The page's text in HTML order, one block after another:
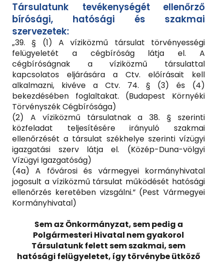
Társulatunk tevékenységét ellenőrző
bírósági, hatósági és szakmai
szervezetek:
„39. § (1) A víziközmű társulat törvényességi
felügyeletét a cégbíróság látja el. A
cégbíróságnak a víziközmű társulattal
kapcsolatos eljárására a Ctv. előírásait kell
alkalmazni, kivéve a Ctv. 74. § (3) és (4)
bekezdésében foglaltakat. (Budapest Környéki
Törvényszék Cégbírósága)
(2) A víziközmű társulatnak a 38. § szerinti
közfeladat teljesítésére irányuló szakmai
ellenőrzését a társulat székhelye szerinti vízügyi
igazgatási szerv látja el. (Közép-Duna-völgyi
Vízügyi Igazgatóság)
(4a) A fővárosi és vármegyei kormányhivatal
jogosult a víziközmű társulat működését hatósági
ellenőrzés keretében vizsgálni.” (Pest Vármegyei
Kormányhivatal)
Sem az Önkormányzat, sem pedig a
Polgármesteri Hivatal nem gyakorol
Társulatunk felett sem szakmai, sem
hatósági felügyeletet, így törvénybe ütköző